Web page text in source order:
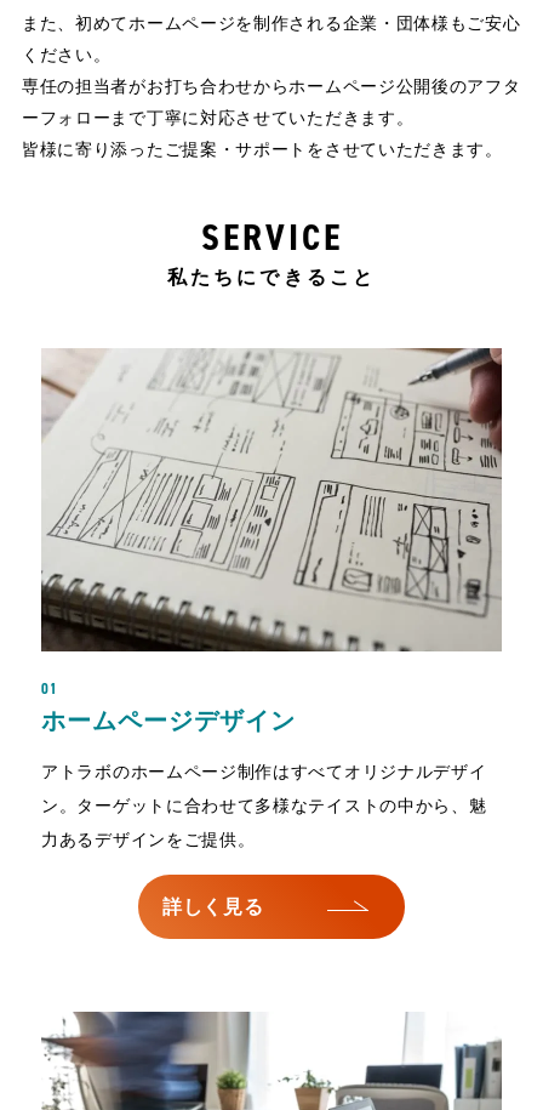
また、初めてホームページを制作される企業・団体様もご安心
ください。
専任の担当者がお打ち合わせからホームページ公開後のアフタ
ーフォローまで丁寧に対応させていただきます。
皆様に寄り添ったご提案・サポートをさせていただきます。
SERVICE
私たちにできること
01
ホームページデザイン
アトラボのホームページ制作はすべてオリジナルデザイ
ン。ターゲットに合わせて多様なテイストの中から、魅
力あるデザインをご提供。
詳しく見る